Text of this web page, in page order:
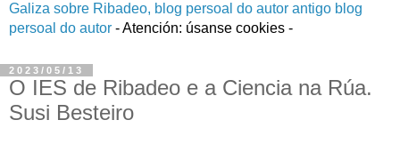
Galiza sobre Ribadeo, blog persoal do autor antigo blog
persoal do autor - Atención: úsanse cookies -
2023/05/13
O IES de Ribadeo e a Ciencia na Rúa.
Susi Besteiro